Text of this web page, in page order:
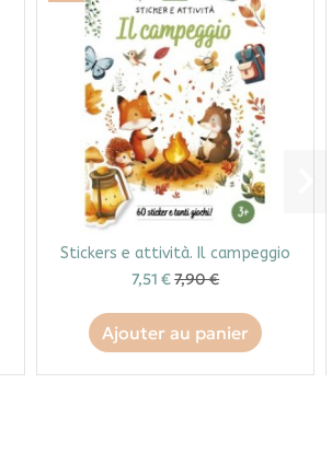
Stickers e attività. Il campeggio
7,51 €7,90 €
Ajouter au panier